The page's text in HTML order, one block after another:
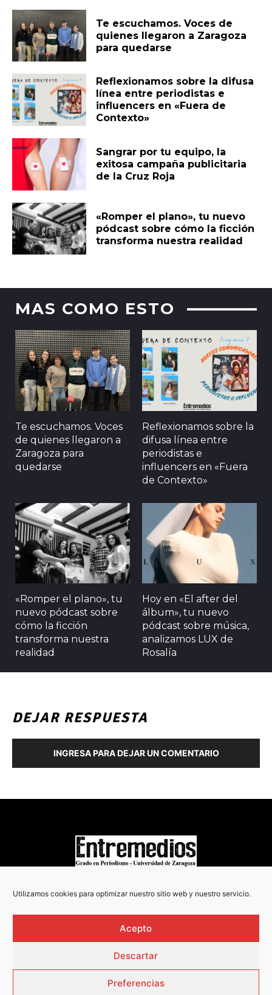
Utilizamos cookies para optimizar nuestro sitio web y nuestro servicio.
Acepto
Descartar
Preferencias
Te escuchamos. Voces de
quienes llegaron a Zaragoza
para quedarse
Reflexionamos sobre la difusa
línea entre periodistas e
influencers en «Fuera de
Contexto»
Sangrar por tu equipo, la
exitosa campaña publicitaria
de la Cruz Roja
«Romper el plano», tu nuevo
pódcast sobre cómo la ficción
transforma nuestra realidad
MAS COMO ESTO
Te escuchamos. Voces
de quienes llegaron a
Zaragoza para
quedarse
Reflexionamos sobre la
difusa línea entre
periodistas e
influencers en «Fuera
de Contexto»
«Romper el plano», tu
nuevo pódcast sobre
cómo la ficción
transforma nuestra
realidad
Hoy en «El after del
álbum», tu nuevo
pódcast sobre música,
analizamos LUX de
Rosalía
DEJAR RESPUESTA
INGRESA PARA DEJAR UN COMENTARIO